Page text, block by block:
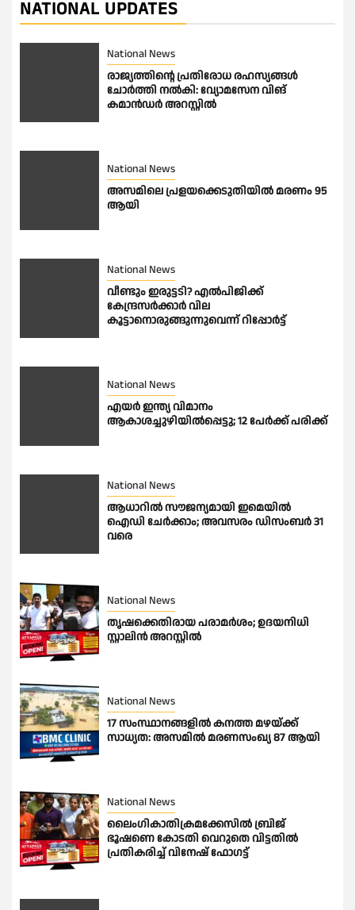
NATIONAL UPDATES
National News
രാജ്യത്തിൻ്റെ പ്രതിരോധ രഹസ്യങ്ങൾ
ചോർത്തി നൽകി: വ്യോമസേന വിങ്
കമാൻഡർ അറസ്റ്റിൽ
National News
അസമിലെ പ്രളയക്കെടുതിയില്‍ മരണം 95
ആയി
National News
വീണ്ടും ഇരുട്ടടി? എല്‍പിജിക്ക്
കേന്ദ്രസർക്കാർ വില
കൂട്ടാനൊരുങ്ങുന്നുവെന്ന് റിപ്പോർട്ട്
National News
എയർ ഇന്ത്യ വിമാനം
ആകാശച്ചുഴിയിൽപ്പെട്ടു; 12 പേർക്ക് പരിക്ക്
National News
ആധാറിൽ സൗജന്യമായി ഇമെയില്‍
ഐഡി ചേര്‍ക്കാം; അവസരം ഡിസംബര്‍ 31
വരെ
National News
തൃഷക്കെതിരായ പരാമർശം; ഉദയനിധി
സ്റ്റാലിൻ അറസ്റ്റിൽ
National News
17 സംസ്ഥാനങ്ങളിൽ കനത്ത മഴയ്ക്ക്
സാധ്യത: അസമിൽ മരണസംഖ്യ 87 ആയി
National News
ലൈംഗികാതിക്രമക്കേസിൽ ബ്രിജ്
ഭൂഷണെ കോടതി വെറുതെ വിട്ടതിൽ
പ്രതികരിച്ച് വിനേഷ് ഫോഗട്ട്